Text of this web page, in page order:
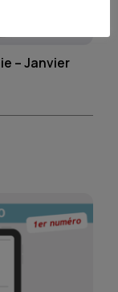
– Janvier